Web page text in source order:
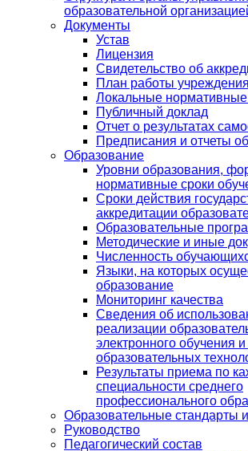
образовательной
Документы
Устав
Лицензия
Свидетельство об
План работы учреждения
Локальные нормативные
Публичный доклад
Отчет о результатах
Предписания и отчеты
Образование
Уровни образования,
нормативные сроки
Сроки действия
аккредитации
Образовательные
Методические и иные
Численность
Языки, на которых
образование
Мониторинг качества
Сведения об
реализации
электронного обучения
образовательных
Результаты приема по
специальности среднего
профессионального
Образовательные стандарты
Руководство
Педагогический состав